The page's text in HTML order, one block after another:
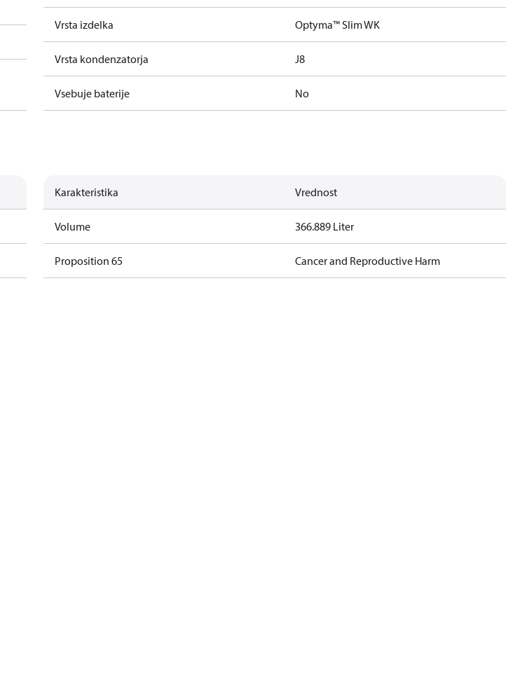
Vrsta izdelka Optyma™ Slim WK
Vrsta kondenzatorja J8
Vsebuje baterije No
Karakteristika Vrednost
Volume 366.889 Liter
Proposition 65 Cancer and Reproductive Harm